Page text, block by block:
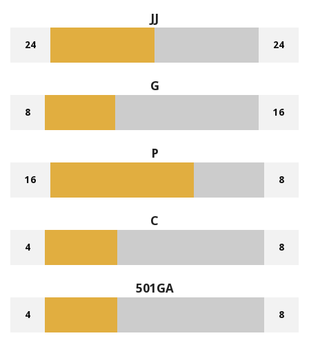
JJ
24 24
G
8 16
P
16 8
C
4 8
501GA
4 8